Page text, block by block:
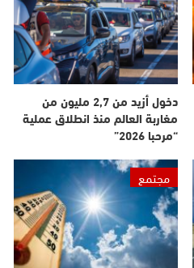
دخول أزيد من 2,7 مليون من
مغاربة العالم منذ انطلاق عملية
“مرحبا 2026”
مجتمع